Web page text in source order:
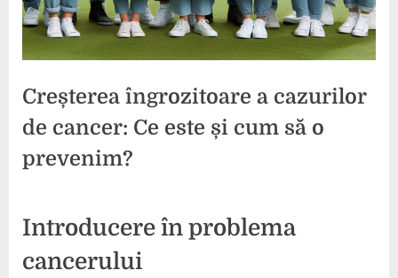
Creșterea îngrozitoare a cazurilor
de cancer: Ce este și cum să o
prevenim?
on
aprilie
2024
comunicat
Introducere în problema
cancerului